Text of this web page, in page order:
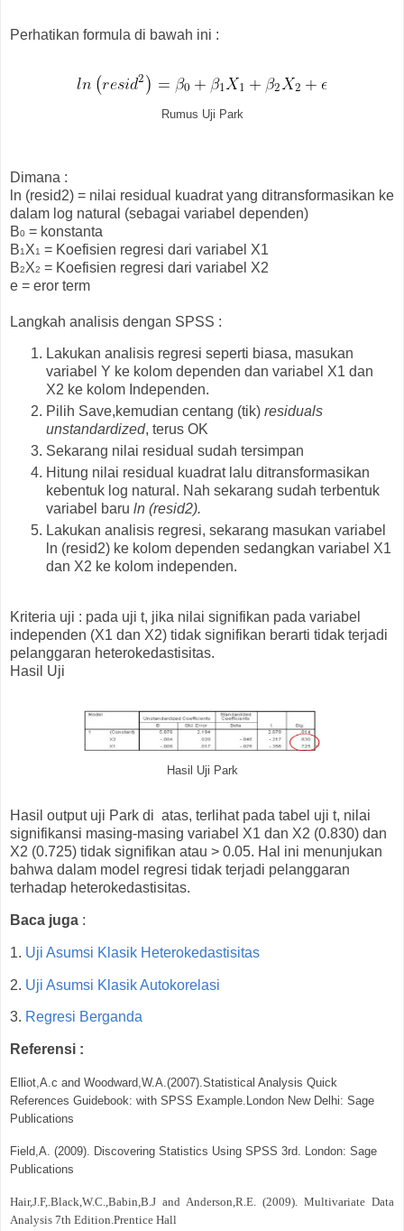
Perhatikan formula di bawah ini :
Rumus Uji Park
Dimana :
ln (resid2) = nilai residual kuadrat yang ditransformasikan ke
dalam log natural (sebagai variabel dependen)
B0 = konstanta
B1 X1 = Koefisien regresi dari variabel X1
B2X2 = Koefisien regresi dari variabel X2
e = eror term
Langkah analisis dengan SPSS :
Lakukan analisis regresi seperti biasa, masukan
variabel Y ke kolom dependen dan variabel X1 dan
X2 ke kolom Independen.
Pilih Save,kemudian centang (tik) residuals
unstandardized, terus OK
Sekarang nilai residual sudah tersimpan
Hitung nilai residual kuadrat lalu ditransformasikan
kebentuk log natural. Nah sekarang sudah terbentuk
variabel baru ln (resid2).
Lakukan analisis regresi, sekarang masukan variabel
ln (resid2) ke kolom dependen sedangkan variabel X1
dan X2 ke kolom independen.
Kriteria uji : pada uji t, jika nilai signifikan pada variabel
independen (X1 dan X2) tidak signifikan berarti tidak terjadi
pelanggaran heterokedastisitas.
Hasil Uji
Hasil Uji Park
Hasil output uji Park di atas, terlihat pada tabel uji t, nilai
signifikansi masing-masing variabel X1 dan X2 (0.830) dan
X2 (0.725) tidak signifikan atau > 0.05. Hal ini menunjukan
bahwa dalam model regresi tidak terjadi pelanggaran
terhadap heterokedastisitas.
Baca juga :
1. Uji Asumsi Klasik Heterokedastisitas
2. Uji Asumsi Klasik Autokorelasi
3. Regresi Berganda
Referensi :
Elliot,A.c and Woodward,W.A.(2007).Statistical Analysis Quick
References Guidebook: with SPSS Example.London New Delhi: Sage
Publications
Field,A. (2009). Discovering Statistics Using SPSS 3rd. London: Sage
Publications
Hair,J.F,.Black,W.C.,Babin,B.J and Anderson,R.E. (2009). Multivariate Data
Analysis 7th Edition.Prentice Hall